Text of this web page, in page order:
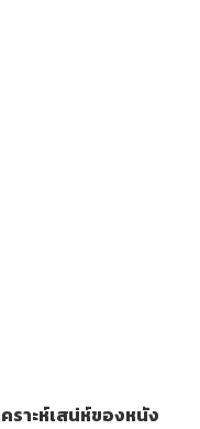
ราะห์เสน่ห์ของหนัง